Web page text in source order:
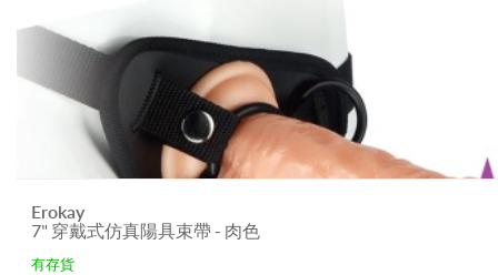
Erokay
7" 穿戴式仿真陽具束帶 - 肉色
有存貨